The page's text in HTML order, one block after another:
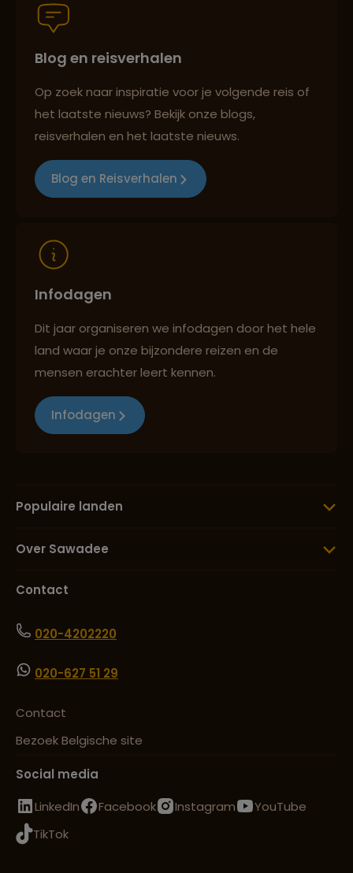
Persoonlijk en deskundig reisadvies
Best beoordeelde reisroutes
Blog en reisverhalen
Op zoek naar inspiratie voor je volgende reis of
het laatste nieuws? Bekijk onze blogs,
reisverhalen en het laatste nieuws.
Blog en Reisverhalen
Infodagen
Dit jaar organiseren we infodagen door het hele
land waar je onze bijzondere reizen en de
mensen erachter leert kennen.
Infodagen
Populaire landen
Over Sawadee
Contact
020-4202220
020-627 51 29
Contact
Bezoek Belgische site
Social media
LinkedIn
Facebook Instagram
YouTube
TikTok